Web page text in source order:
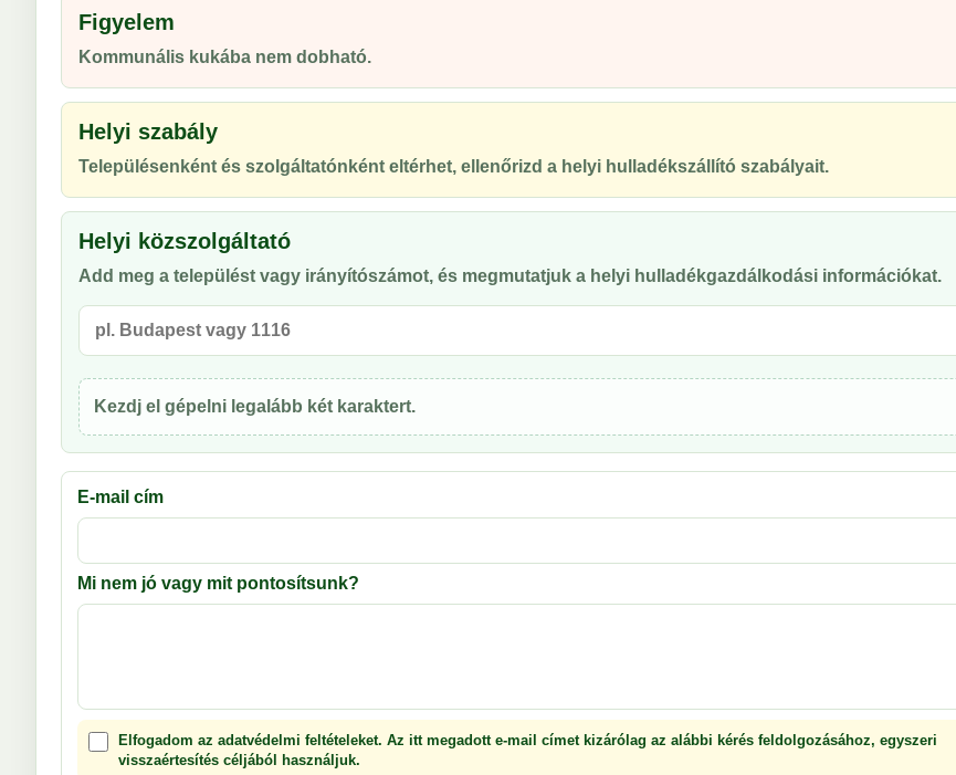
Figyelem
Kommunális kukába nem dobható.
Helyi szabály
Településenként és szolgáltatónként eltérhet, ellenőrizd a helyi hulladékszállító szabályait.
Helyi közszolgáltató
Add meg a települést vagy irányítószámot, és megmutatjuk a helyi hulladékgazdálkodási információkat.
Kezdj el gépelni legalább két karaktert.
E-mail cím
Mi nem jó vagy mit pontosítsunk?
Elfogadom az adatvédelmi feltételeket. Az itt megadott e-mail címet kizárólag az alábbi kérés feldolgozásához, egyszeri
visszaértesítés céljából használjuk.